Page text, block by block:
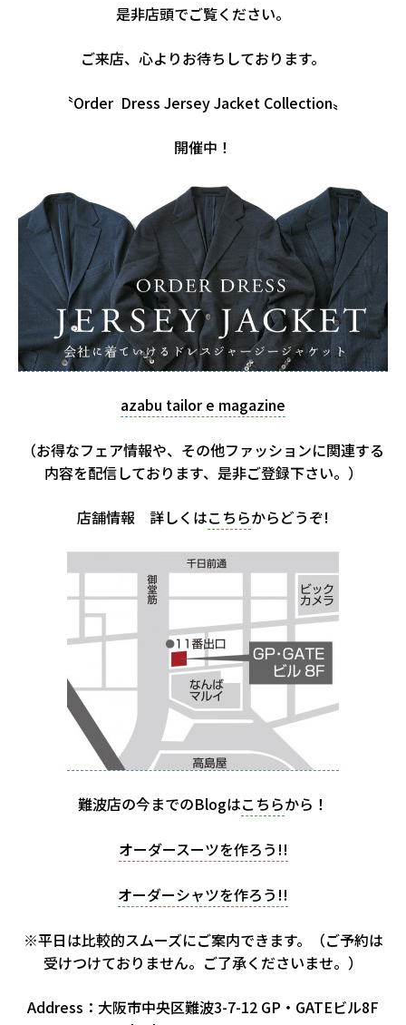
是非店頭でご覧ください。
ご来店、心よりお待ちしております。
〝Order Dress Jersey Jacket Collection〟
開催中！
azabu tailor e magazine
（お得なフェア情報や、その他ファッションに関連する
内容を配信しております、是非ご登録下さい。）
店舗情報 詳しくはこちらからどうぞ!
難波店の今までのBlogはこちらから！
オーダースーツを作ろう!!
オーダーシャツを作ろう!!
※平日は比較的スムーズにご案内できます。（ご予約は
受けつけておりません。ご了承くださいませ。）
Address：大阪市中央区難波3-7-12 GP・GATEビル8F